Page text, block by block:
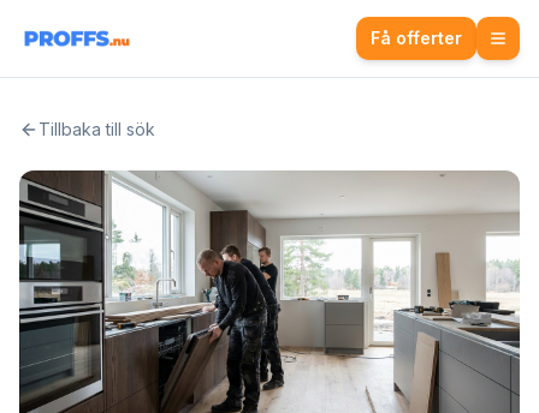
Få offerter
Tillbaka till sök